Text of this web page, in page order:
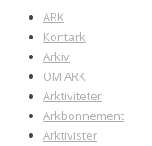
ARK
Kontark
Arkiv
OM ARK
Arktiviteter
Arkbonnement
Arktivister